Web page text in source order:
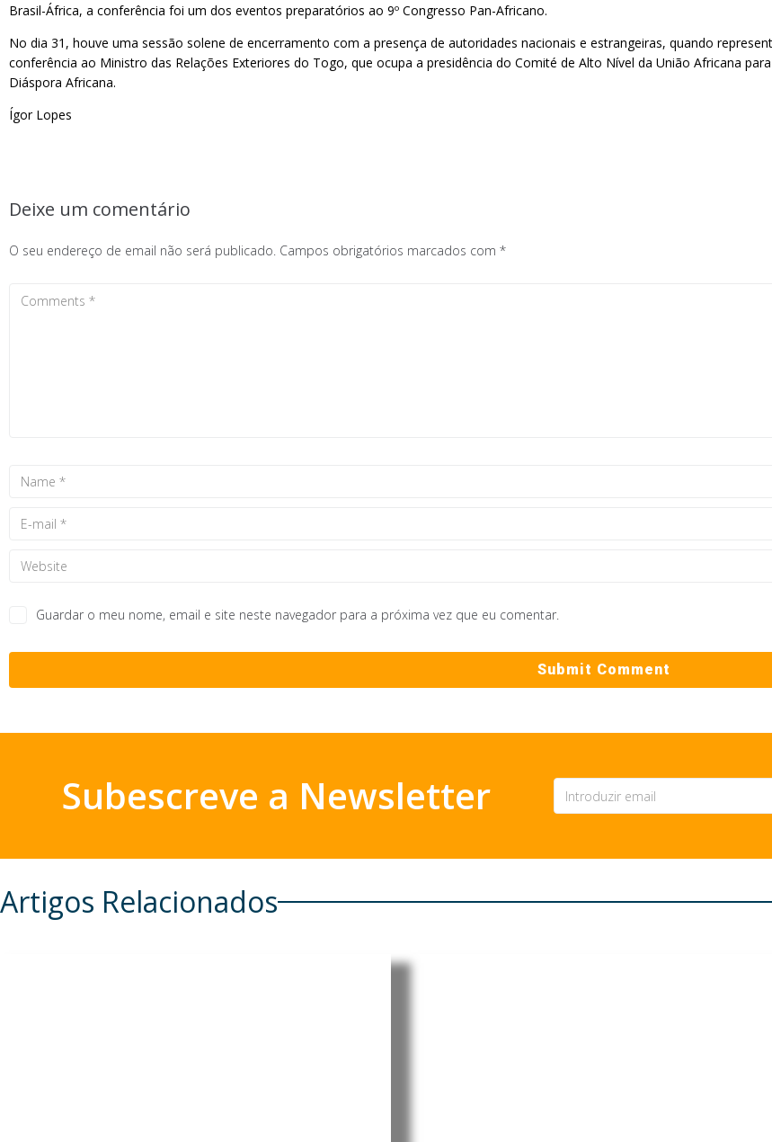
Brasil-África, a conferência foi um dos eventos preparatórios ao 9º Congresso Pan-Africano.
No dia 31, houve uma sessão solene de encerramento com a presença de autoridades nacionais e estrangeiras, quando
conferência ao Ministro das Relações Exteriores do Togo, que ocupa a presidência do Comité de Alto Nível da União Africana
Diáspora Africana.
Ígor Lopes
Deixe um comentário
O seu endereço de email não será publicado. Campos obrigatórios marcados com *
Guardar o meu nome, email e site neste navegador para a próxima vez que eu comentar.
Subescreve a Newsletter
Artigos Relacionados